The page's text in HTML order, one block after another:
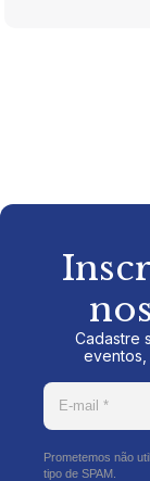
Cadastre
Prometemos não
tipo de SPAM.